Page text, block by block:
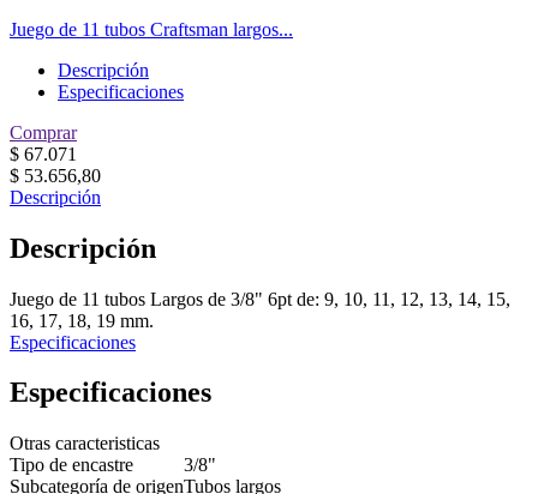
Juego de 11 tubos Craftsman largos...
Descripción
Especificaciones
Comprar
$ 67.071
$ 53.656,80
Descripción
Descripción
Juego de 11 tubos Largos de 3/8" 6pt de: 9, 10, 11, 12, 13, 14, 15,
16, 17, 18, 19 mm.
Especificaciones
Especificaciones
Otras caracteristicas
Tipo de encastre
3/8"
Subcategoría de origenTubos largos